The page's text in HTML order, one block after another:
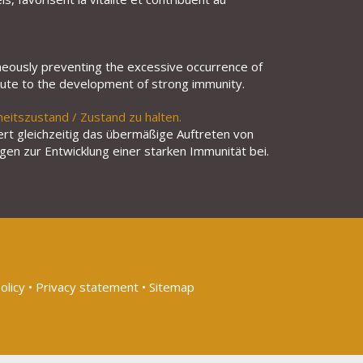
preventing the excessive occurrence of
to the development of strong immunity.
/ Zustand zu halten.
gleichzeitig das übermäßige Auftreten von
zur Entwicklung einer starken Immunität bei.
• Privacy statement • Sitemap